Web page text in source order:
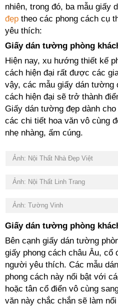
nhiên, trong đó, ba mẫu giấy
đẹp theo các phong cách cụ
yêu thích:
Giấy dán tường phòng
Hiện nay, xu hướng thiết kế
cách hiện đại rất được các
vậy, các mẫu giấy dán tường
cách hiện đại sẽ trở thành
Giấy dán tường đẹp dành
các chi tiết hoa văn vô cùng
nhẹ nhàng, ấm cúng.
Ảnh: Nội Thất Nhà Đẹp Việt
Ảnh: Nội Thất Linh Trang
Ảnh: Tường Vinh
Giấy dán tường phòng
Bên cạnh giấy dán tường
giấy phong cách châu Âu, cổ
người yêu thích. Các mẫu
phong cách này nổi bật với
hoặc tân cổ điển vô cùng
văn này chắc chắn sẽ làm